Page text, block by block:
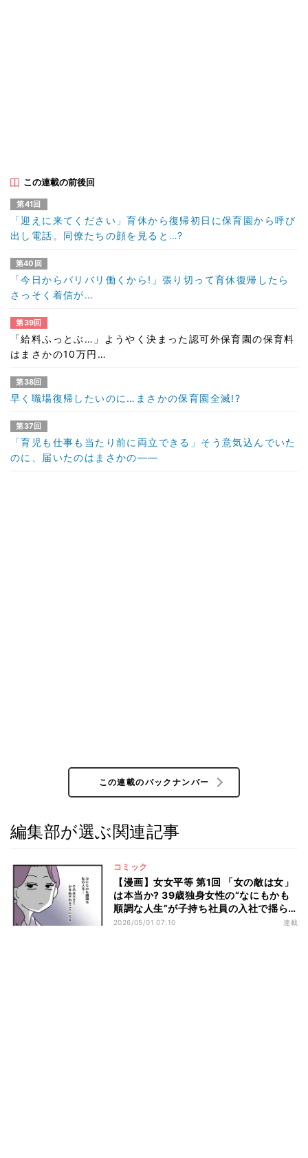
この連載の前後回
第41回
「迎えに来てください」育休から復帰初日に保育園から呼び
出し電話。同僚たちの顔を見ると…?
第40回
「今日からバリバリ働くから!」張り切って育休復帰したら
さっそく着信が…
第39回
「給料ふっとぶ…」ようやく決まった認可外保育園の保育料
はまさかの10万円…
第38回
早く職場復帰したいのに…まさかの保育園全滅!?
第37回
「育児も仕事も当たり前に両立できる」そう意気込んでいた
のに、届いたのはまさかの――
この連載のバックナンバー
編集部が選ぶ関連記事
コミック
【漫画】女女平等 第1回 「女の敵は女」
は本当か? 39歳独身女性の“なにもかも
順調な人生”が子持ち社員の入社で揺ら
ぎ始める――
2026/05/01 07:10 連載